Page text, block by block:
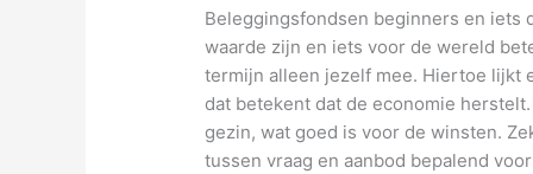
Beleggingsfondsen beginners en iets
waarde zijn en iets voor de wereld
termijn alleen jezelf mee. Hiertoe lijkt
dat betekent dat de economie
gezin, wat goed is voor de winsten.
tussen vraag en aanbod bepalend